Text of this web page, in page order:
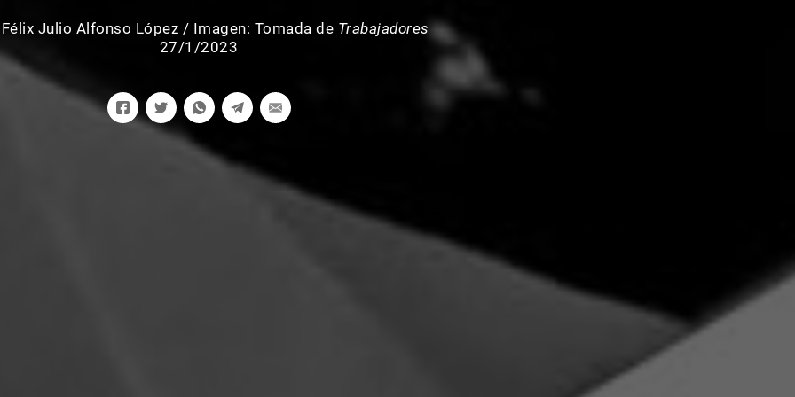
Félix Julio Alfonso López / Imagen: Tomada de Trabajadores
27/1/2023